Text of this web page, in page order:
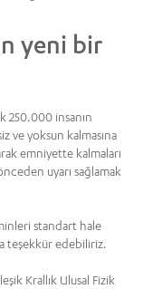
yeni bir
250.000 insanın
ve yoksun kalmasına
emniyette kalmaları
uyarı sağlamak
standart hale
teşekkür edebiliriz.
Krallık Ulusal Fizik